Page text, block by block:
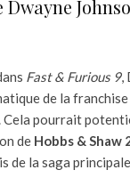
Fast & Furious 9,
de la
Cela pourrait
de Hobbs & Shaw
de la saga